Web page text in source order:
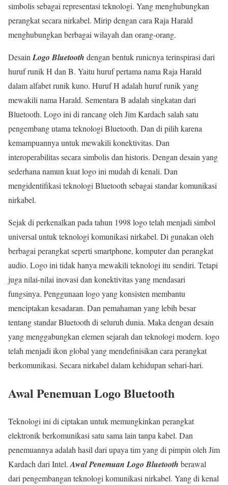
simbolis sebagai representasi teknologi. Yang menghubungkan
perangkat secara nirkabel. Mirip dengan cara Raja Harald
menghubungkan berbagai wilayah dan orang-orang.
Desain Logo Bluetooth dengan bentuk runicnya terinspirasi dari
huruf runik H dan B. Yaitu huruf pertama nama Raja Harald
dalam alfabet runik kuno. Huruf H adalah huruf runik yang
mewakili nama Harald. Sementara B adalah singkatan dari
Bluetooth. Logo ini di rancang oleh Jim Kardach salah satu
pengembang utama teknologi Bluetooth. Dan di pilih karena
kemampuannya untuk mewakili konektivitas. Dan
interoperabilitas secara simbolis dan historis. Dengan desain yang
sederhana namun kuat logo ini mudah di kenali. Dan
mengidentifikasi teknologi Bluetooth sebagai standar komunikasi
nirkabel.
Sejak di perkenalkan pada tahun 1998 logo telah menjadi simbol
universal untuk teknologi komunikasi nirkabel. Di gunakan oleh
berbagai perangkat seperti smartphone, komputer dan perangkat
audio. Logo ini tidak hanya mewakili teknologi itu sendiri. Tetapi
juga nilai-nilai inovasi dan konektivitas yang mendasari
fungsinya. Penggunaan logo yang konsisten membantu
menciptakan kesadaran. Dan pemahaman yang lebih besar
tentang standar Bluetooth di seluruh dunia. Maka dengan desain
yang menggabungkan elemen sejarah dan teknologi modern. logo
telah menjadi ikon global yang mendefinisikan cara perangkat
berkomunikasi. Secara nirkabel dalam kehidupan sehari-hari.
Awal Penemuan Logo Bluetooth
Teknologi ini di ciptakan untuk memungkinkan perangkat
elektronik berkomunikasi satu sama lain tanpa kabel. Dan
penemuannya adalah hasil dari upaya tim yang di pimpin oleh Jim
Kardach dari Intel. Awal Penemuan Logo Bluetooth berawal
dari pengembangan teknologi komunikasi nirkabel. Yang di kenal